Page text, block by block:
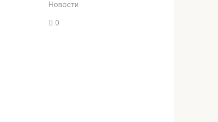
Новости
0